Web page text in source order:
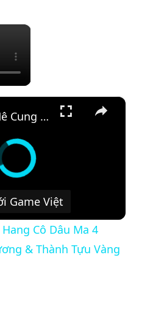
×
×
Phá Đảo Mê Cung Hang Cô Dâu Ma 4 WWM: Vị Trí 22 Rương & Thành Tựu Vàng A-Z
Game Việt
Cô Dâu Ma 4
& Thành Tựu Vàng